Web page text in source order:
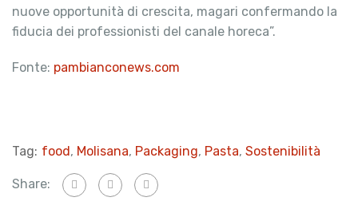
nuove opportunità di crescita, magari confermando la
fiducia dei professionisti del canale horeca”.
Fonte: pambianconews.com
Tag: food, Molisana, Packaging, Pasta, Sostenibilità
Share: